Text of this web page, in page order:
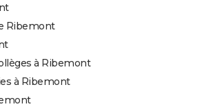
Ribemont
à Ribemont
à Ribemont